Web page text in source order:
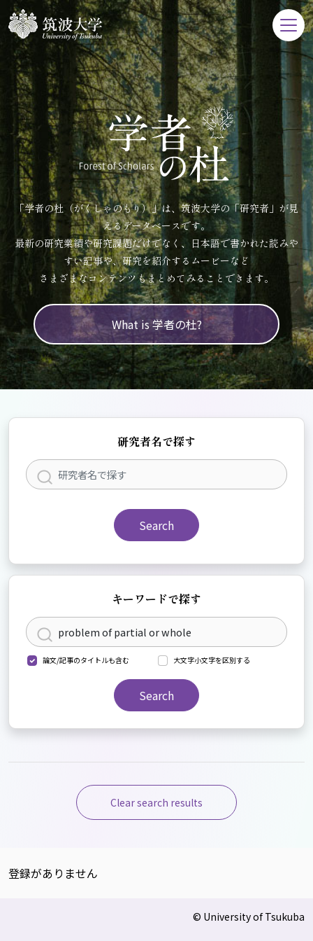
「学者の杜（がくしゃのもり）」は、筑波大学の「研究者」が見
えるデータベースです。
最新の研究業績や研究課題だけでなく、日本語で書かれた読みや
すい記事や、研究を紹介するムービーなど
さまざまなコンテンツもまとめてみることできます。
What is 学者の杜?
研究者名で探す
Search
キーワードで探す
論文/記事のタイトルも含む 大文字小文字を区別する
Search
Clear search results
登録がありません
© University of Tsukuba